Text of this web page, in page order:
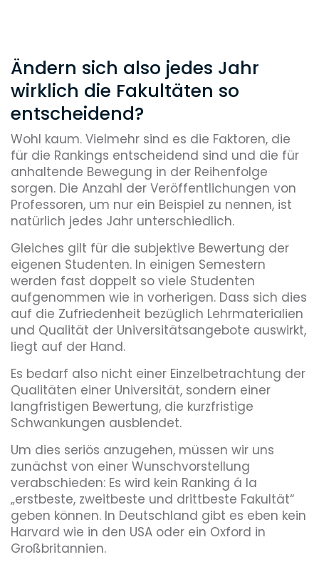
Ändern sich also jedes Jahr
wirklich die Fakultäten so
entscheidend?
Wohl kaum. Vielmehr sind es die Faktoren, die
für die Rankings entscheidend sind und die für
anhaltende Bewegung in der Reihenfolge
sorgen. Die Anzahl der Veröffentlichungen von
Professoren, um nur ein Beispiel zu nennen, ist
natürlich jedes Jahr unterschiedlich.
Gleiches gilt für die subjektive Bewertung der
eigenen Studenten. In einigen Semestern
werden fast doppelt so viele Studenten
aufgenommen wie in vorherigen. Dass sich dies
auf die Zufriedenheit bezüglich Lehrmaterialien
und Qualität der Universitätsangebote auswirkt,
liegt auf der Hand.
Es bedarf also nicht einer Einzelbetrachtung der
Qualitäten einer Universität, sondern einer
langfristigen Bewertung, die kurzfristige
Schwankungen ausblendet.
Um dies seriös anzugehen, müssen wir uns
zunächst von einer Wunschvorstellung
verabschieden: Es wird kein Ranking á la
„erstbeste, zweitbeste und drittbeste Fakultät“
geben können. In Deutschland gibt es eben kein
Harvard wie in den USA oder ein Oxford in
Großbritannien.